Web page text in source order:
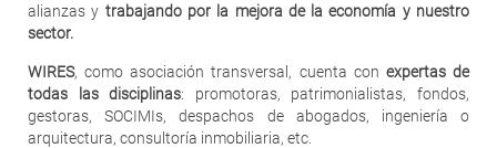
alianzas y trabajando por la mejora de la economía y nuestro
sector.
WIRES, como asociación transversal, cuenta con expertas de
todas las disciplinas: promotoras, patrimonialistas, fondos,
gestoras, SOCIMIs, despachos de abogados, ingeniería o
arquitectura, consultoría inmobiliaria, etc.